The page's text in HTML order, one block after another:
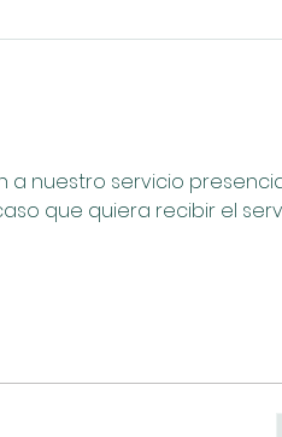
nuestro servicio
que quiera recibir el